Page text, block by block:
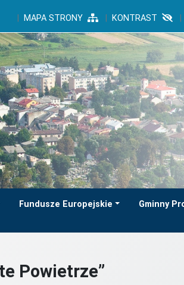
MAPA STRONY KONTRAST
Fundusze Europejskie Gminny
Powietrze”